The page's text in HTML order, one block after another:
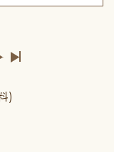
)